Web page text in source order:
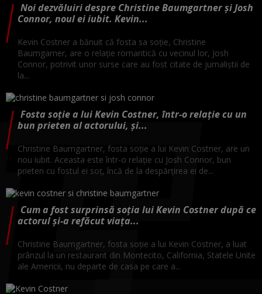
Noi dezvăluiri despre Christine Baumgartner și Josh
Connor, noul ei iubit. Kevin...
Kevin Costner a bănuit că fosta sa soție, Christine
Baumgarner, are o relație romantică cu vecinul lor, Josh
Connor, potrivit unor surse care au fost citate de jurnaliștii de
la...
Fosta soție a lui Kevin Costner, într-o relație cu un
bun prieten al actorului, și...
Christine Baumgartner, fosta soție a lui Kevin Costner, are un
nou iubit. Aceasta este într-o relație cu Josh Connor, bun
prieten cu fostul ei soț, încă de la despărțirea ei de...
Cum a fost surprinsă soția lui Kevin Costner după ce
actorul și-a refăcut viața...
Christine Baumgartner, fosta soție a lui Kevin Costner, a luat
prânzul la un restaurant din Montecito, California, Statele Unite
ale Americii, nu departe de casa pe care a...